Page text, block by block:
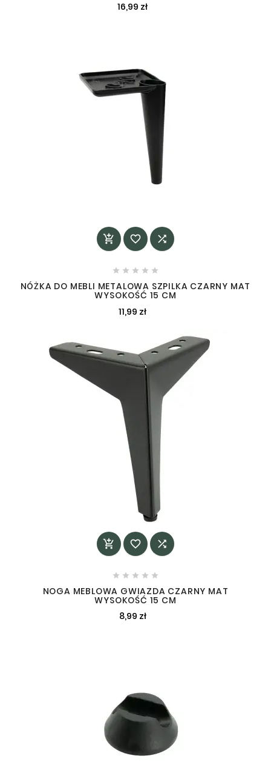
16,99 zł
  
    
NÓŻKA DO MEBLI METALOWA SZPILKA CZARNY MAT
WYSOKOŚĆ 15 CM
11,99 zł
  
    
NOGA MEBLOWA GWIAZDA CZARNY MAT
WYSOKOŚĆ 15 CM
8,99 zł